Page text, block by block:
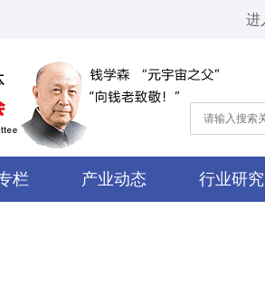
进
栏 产业动态 行业研究